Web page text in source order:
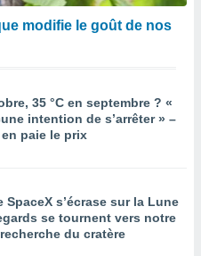
modifie le goût de nos
35 °C en septembre ? «
intention de s’arrêter » –
paie le prix
SpaceX s’écrase sur la Lune
se tournent vers notre
du cratère